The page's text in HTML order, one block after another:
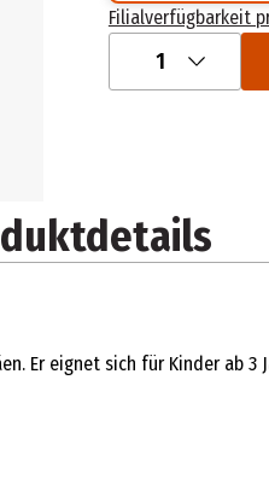
Filialverfügbarkeit
1
Er eignet sich für Kinder ab 3